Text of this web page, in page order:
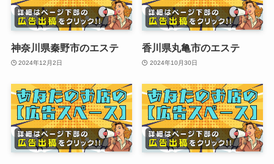
神奈川県秦野市のエステ
2024年12月2日
香川県丸亀市のエステ
2024年10月30日